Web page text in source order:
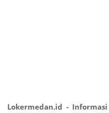
Lokermedan.id -